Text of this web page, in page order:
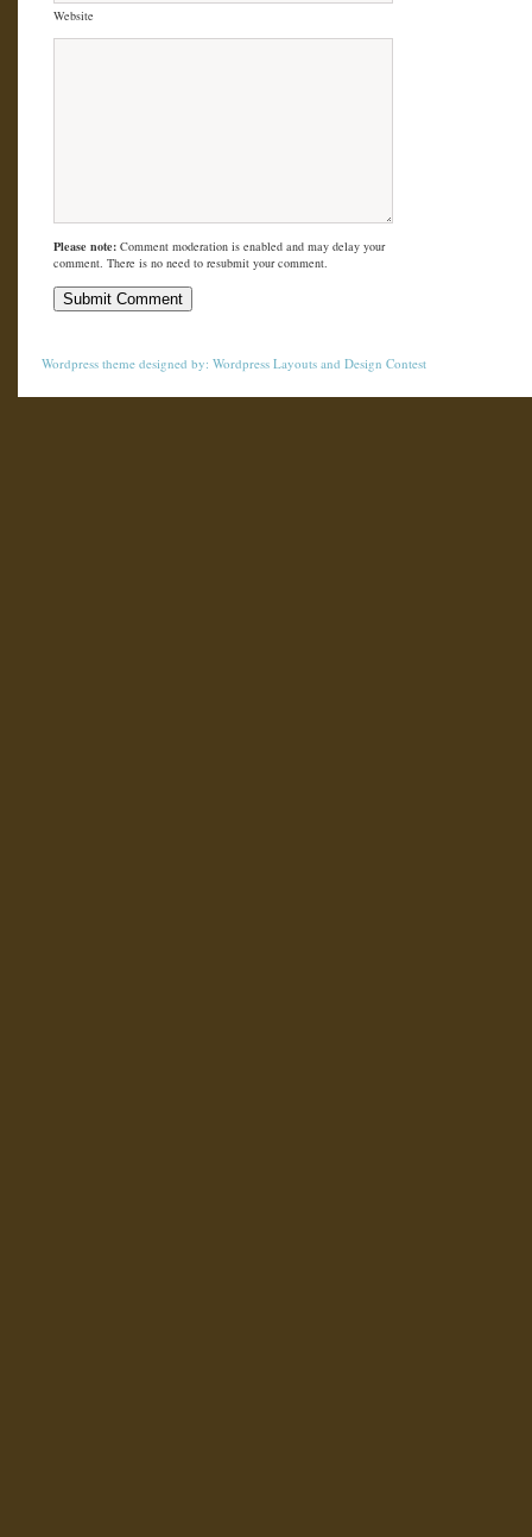
Website
Please note: Comment moderation is enabled and may delay your
comment. There is no need to resubmit your comment.
Wordpress theme designed by: Wordpress Layouts and Design Contest